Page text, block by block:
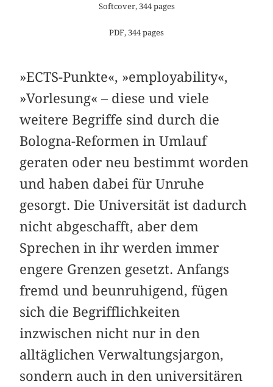
Softcover, 344 pages
PDF, 344 pages
»ECTS-Punkte«, »employability«,
»Vorlesung« – diese und viele
weitere Begriffe sind durch die
Bologna-Reformen in Umlauf
geraten oder neu bestimmt worden
und haben dabei für Unruhe
gesorgt. Die Universität ist dadurch
nicht abgeschafft, aber dem
Sprechen in ihr werden immer
engere Grenzen gesetzt. Anfangs
fremd und beunruhigend, fügen
sich die Begrifflichkeiten
inzwischen nicht nur in den
alltäglichen Verwaltungsjargon,
sondern auch in den universitären